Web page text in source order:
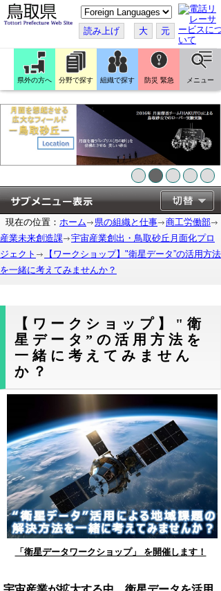
こ
の
ペ
ー
ジ
翻
訳
す
る
読み上げ 大 元
県外の方へ 分野で探す 組織で探す 防災 緊急 メニュー
現在の位置： ホーム 県の組織と仕事
商工労働部
産業未来創造課
宇宙産業創出・鳥取砂丘月面化プロ
ジェクト
【ワークショップ】"衛星データ”の活用方法
を一緒に考えてみませんか？
【ワークショップ】"衛
星データ”の活用方法を
一緒に考えてみません
か？
「衛星データワークショップ」 を開催します！